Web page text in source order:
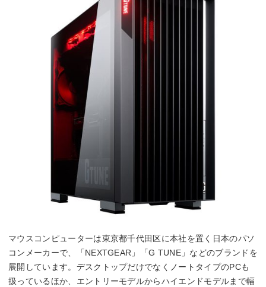
マウスコンピューターは東京都千代田区に本社を置く日本のパソ
コンメーカーで、「NEXTGEAR」「G TUNE」などのブランドを
展開しています。デスクトップだけでなくノートタイプのPCも
扱っているほか、エントリーモデルからハイエンドモデルまで幅